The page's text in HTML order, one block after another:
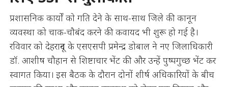
प्रशासनिक कार्यों को गति देने के साथ-साथ जिले की कानून
व्यवस्था को चाक-चौबंद करने की कवायद भी शुरू हो गई है।
रविवार को देहरादून के एसएसपी प्रमेन्द्र डोबाल ने नए जिलाधिकारी
डॉ. आशीष चौहान से शिष्टाचार भेंट की और उन्हें पुष्पगुच्छ भेंट कर
स्वागत किया। इस बैठक के दौरान दोनों शीर्ष अधिकारियों के बीच